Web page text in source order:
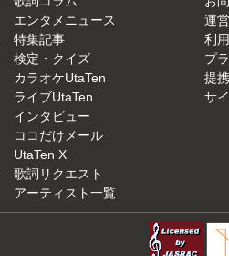
エンタメニュース
特集記事
検定・クイズ
カラオケUtaTen
ライブUtaTen
インタビュー
ココだけメール
UtaTen X
歌詞リクエスト
アーティスト一覧
運
利
プ
提
サ